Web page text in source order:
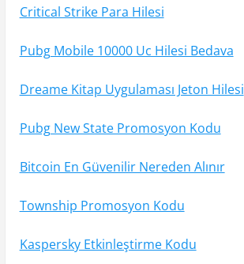
Critical Strike Para Hilesi
Pubg Mobile 10000 Uc Hilesi Bedava
Dreame Kitap Uygulaması Jeton Hilesi
Pubg New State Promosyon Kodu
Bitcoin En Güvenilir Nereden Alınır
Township Promosyon Kodu
Kaspersky Etkinleştirme Kodu